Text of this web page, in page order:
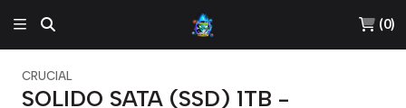
(0)
CRUCIAL
SOLIDO SATA (SSD) 1TB -